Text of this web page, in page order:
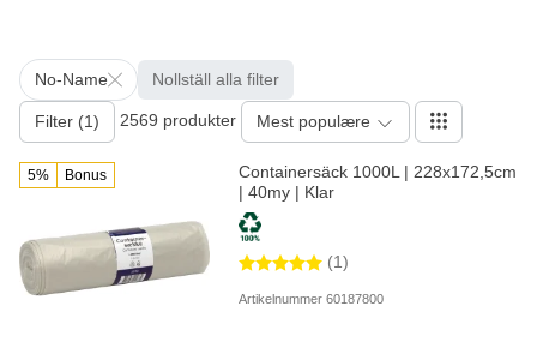
No-Name Nollställ alla filter
Filter (1) 2569 produkter Mest populære
5% Bonus
Containersäck 1000L | 228x172,5cm
| 40my | Klar
(1)
Artikelnummer 60187800